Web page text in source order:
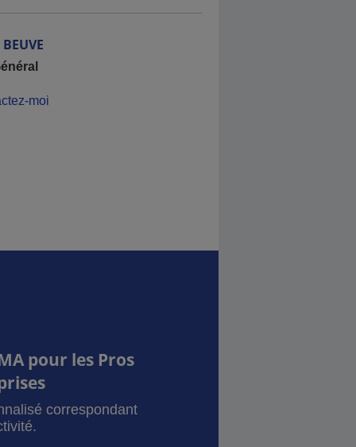
BEUVE
moi
pour les Pros
correspondant